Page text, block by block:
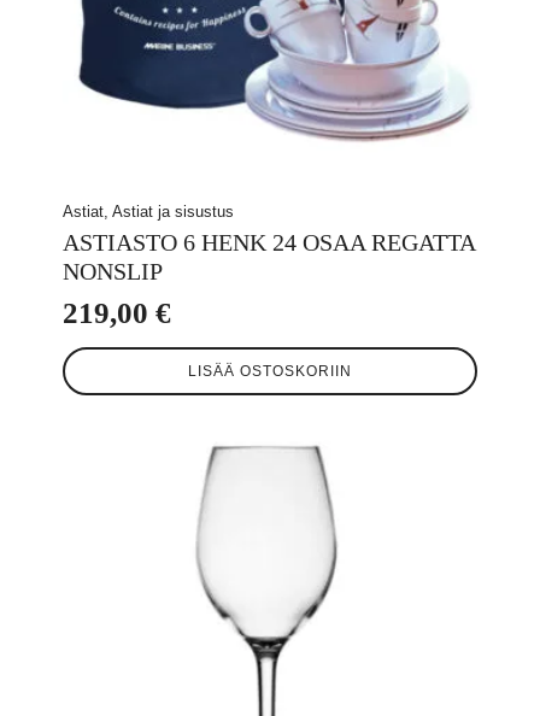
Astiat, Astiat ja sisustus
ASTIASTO 6 HENK 24 OSAA REGATTA
NONSLIP
219,00 €
LISÄÄ OSTOSKORIIN